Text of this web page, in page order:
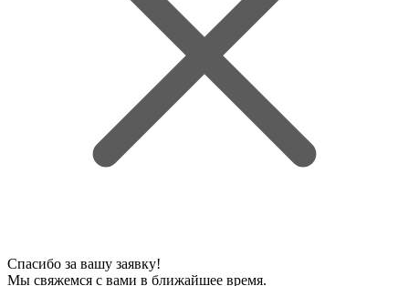
Спасибо за вашу заявку!
Мы свяжемся с вами в ближайшее время.